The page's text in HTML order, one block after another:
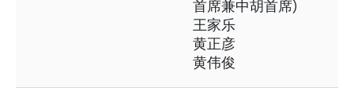
首席兼中胡首席)
王家乐
黄正彦
黄伟俊